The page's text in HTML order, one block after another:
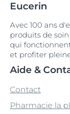
Eucerin
Avec 100 ans
produits de
qui
et profiter
Aide &
Contact
Pharmacie la